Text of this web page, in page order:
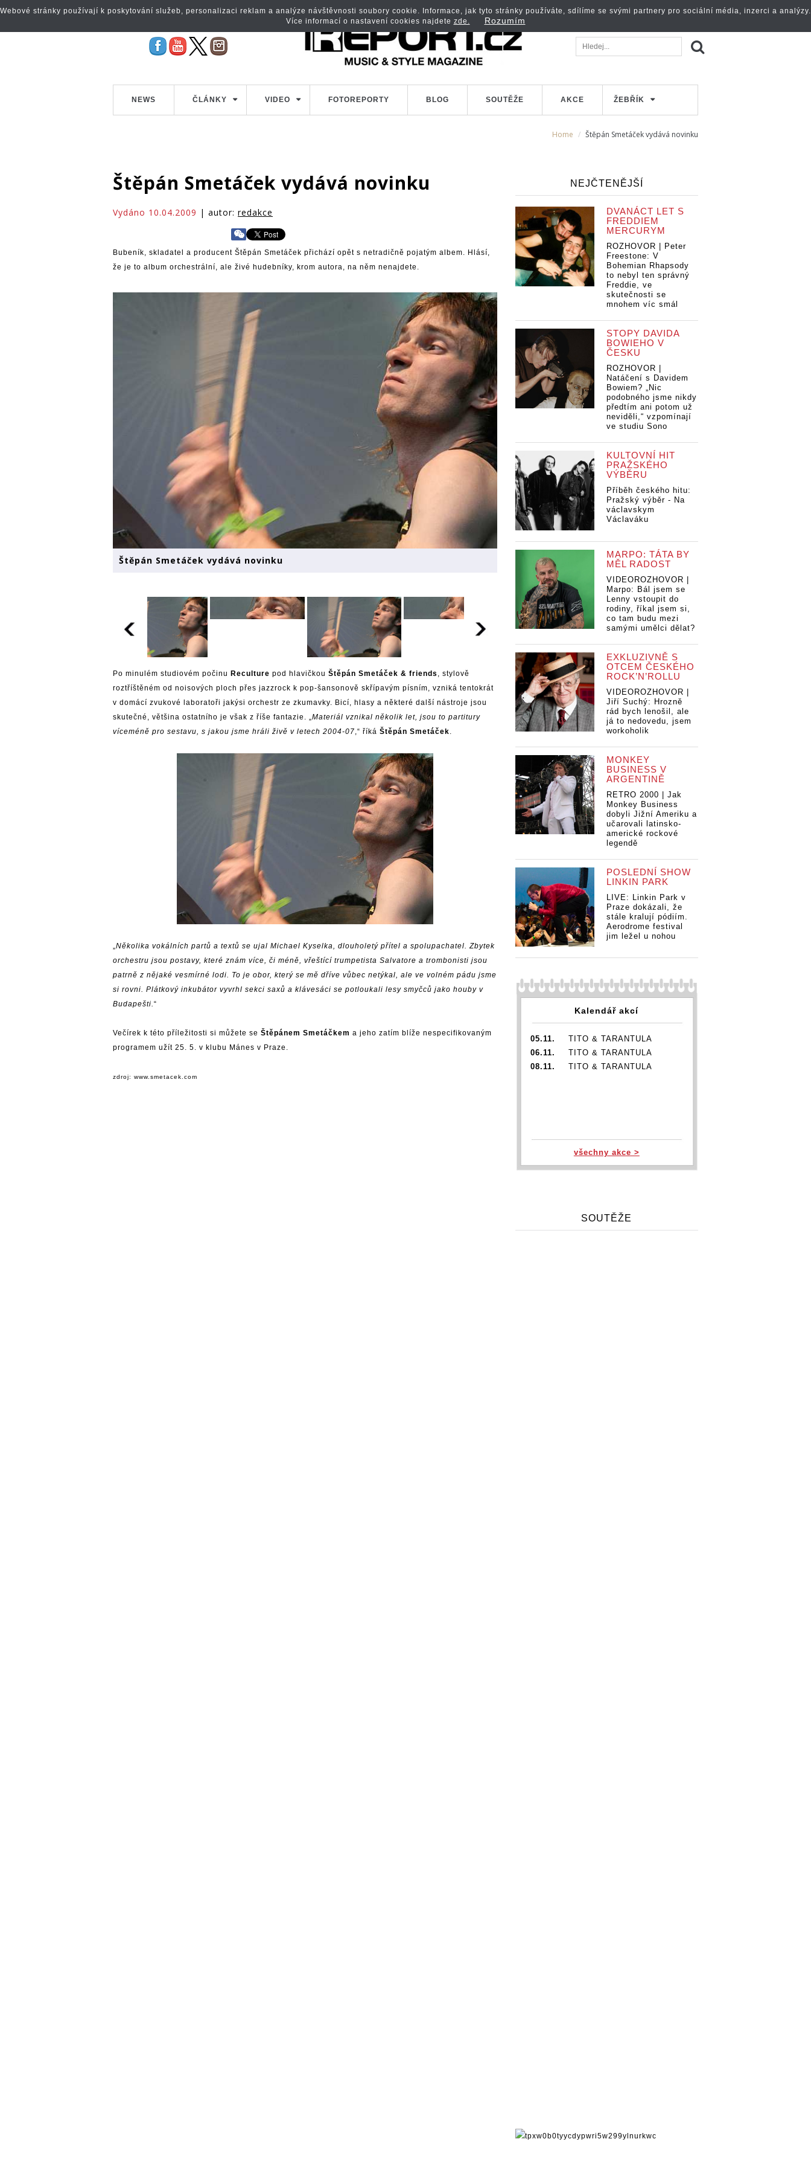
NEWS ČLÁNKY VIDEO FOTOREPORTY BLOG SOUTĚŽE AKCE ŽEBŘÍK
Home Štěpán Smetáček vydává novinku
Štěpán Smetáček vydává novinku
Vydáno 10.04.2009 | autor: redakce
Bubeník, skladatel a producent Štěpán Smetáček přichází opět s netradičně pojatým albem. Hlásí,
že je to album orchestrální, ale živé hudebníky, krom autora, na něm nenajdete.
Štěpán Smetáček vydává novinku
Po minulém studiovém počinu Reculture pod hlavičkou Štěpán Smetáček & friends
, stylově
roztříštěném od noisových ploch přes jazzrock k pop-šansonově skřípavým písním, vzniká tentokrát
v domácí zvukové laboratoři jakýsi orchestr ze zkumavky. Bicí, hlasy a některé další nástroje jsou
skutečné, většina ostatního je však z říše fantazie. „ Materiál vznikal několik let, jsou to partitury
víceméně pro sestavu, s jakou jsme hráli živě v letech 2004-07 ,“ říká Štěpán Smetáček
Několika vokálních partů a textů se ujal Michael Kyselka, dlouholetý přítel a spolupachatel. Zbytek
orchestru jsou postavy, které znám více, či méně, vřeštící trumpetista Salvatore a trombonisti jsou
patrně z nějaké vesmírné lodi. To je obor, který se mě dříve vůbec netýkal, ale ve volném pádu jsme
si rovni. Plátkový inkubátor vyvrhl sekci saxů a klávesáci se potloukali lesy smyčců jako houby v
Budapešti. “
Večírek k této příležitosti si můžete se Štěpánem Smetáčkem a jeho zatím blíže nespecifikovaným
programem užít 25. 5. v klubu Mánes v Praze.
zdroj: www.smetacek.com
NEJČTENĚJŠÍ
DVANÁCT LET S
FREDDIEM
MERCURYM
ROZHOVOR | Peter
Freestone: V
Bohemian Rhapsody
to nebyl ten správný
Freddie, ve
skutečnosti se
mnohem víc smál
STOPY DAVIDA
BOWIEHO V
ČESKU
ROZHOVOR |
Natáčení s Davidem
Bowiem? „Nic
podobného jsme nikdy
předtím ani potom už
neviděli,“ vzpomínají
ve studiu Sono
KULTOVNÍ HIT
PRAŽSKÉHO
VÝBĚRU
Příběh českého hitu:
Pražský výběr - Na
václavskym
Václaváku
MARPO: TÁTA BY
MĚL RADOST
VIDEOROZHOVOR |
Marpo: Bál jsem se
Lenny vstoupit do
rodiny, říkal jsem si,
co tam budu mezi
samými umělci dělat?
EXKLUZIVNĚ S
OTCEM ČESKÉHO
ROCK’N’ROLLU
VIDEOROZHOVOR |
Jiří Suchý: Hrozně
rád bych lenošil, ale
já to nedovedu, jsem
workoholik
MONKEY
BUSINESS V
ARGENTINĚ
RETRO 2000 | Jak
Monkey Business
dobyli Jižní Ameriku a
učarovali latinsko-
americké rockové
legendě
POSLEDNÍ SHOW
LINKIN PARK
LIVE: Linkin Park v
Praze dokázali, že
stále kralují pódiím.
Aerodrome festival
jim ležel u nohou
Kalendář akcí
05.11.
TITO & TARANTULA
06.11.
TITO & TARANTULA
08.11.
TITO & TARANTULA
všechny akce >
SOUTĚŽE
Webové stránky používají k poskytování služeb, personalizaci reklam a analýze návštěvnosti soubory cookie. Informace, jak tyto stránky používáte, sdílíme se svými partnery pro sociální média, inzerci a analýzy.
Více informací o nastavení cookies najdete zde. Rozumím